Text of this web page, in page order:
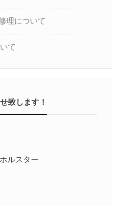
理について
て
致します！
ルスター